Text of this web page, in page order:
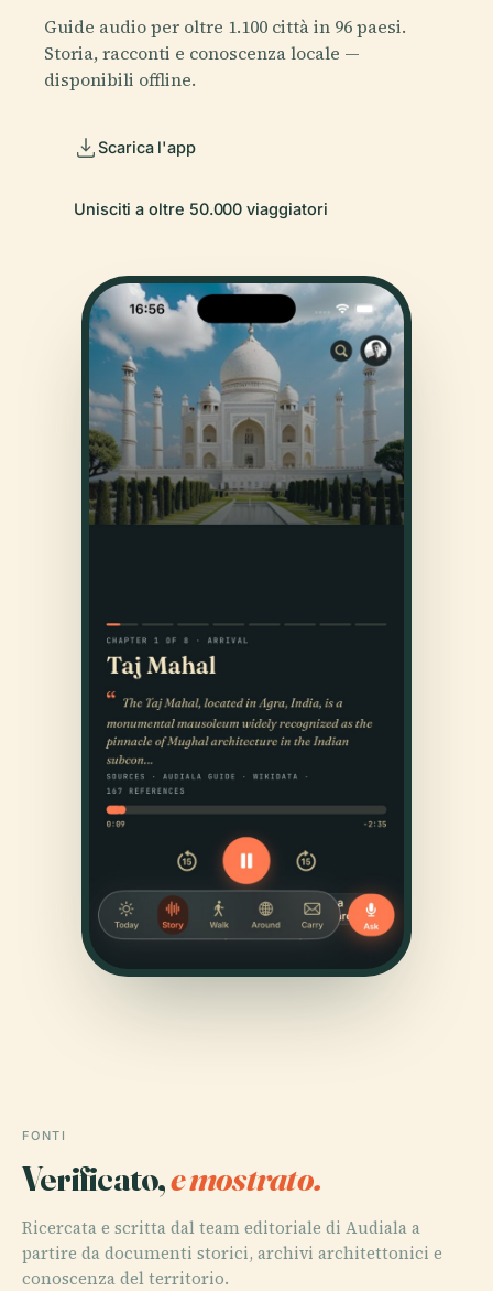
Guide audio per oltre 1.100 città in 96 paesi.
Storia, racconti e conoscenza locale —
disponibili offline.
Scarica l'app
Unisciti a oltre 50.000 viaggiatori
FONTI
Verificato,e mostrato.
Ricercata e scritta dal team editoriale di Audiala a
partire da documenti storici, archivi architettonici e
conoscenza del territorio.